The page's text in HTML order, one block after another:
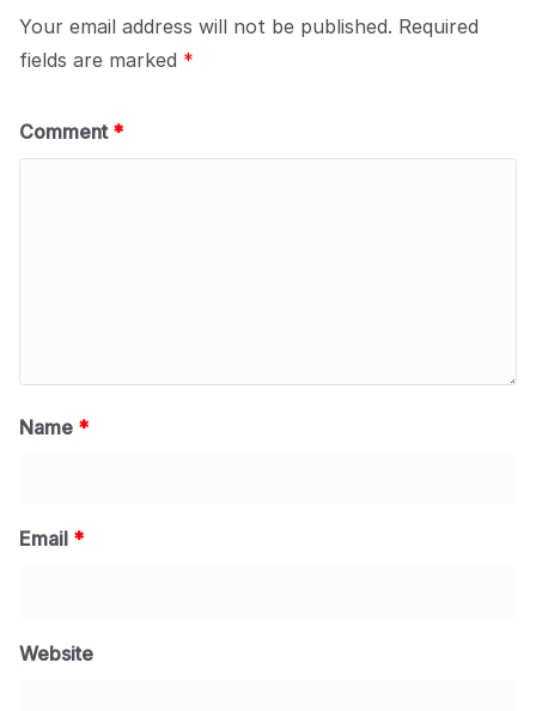
Your email address will not be published. Required
fields are marked *
Comment *
Name *
Email *
Website